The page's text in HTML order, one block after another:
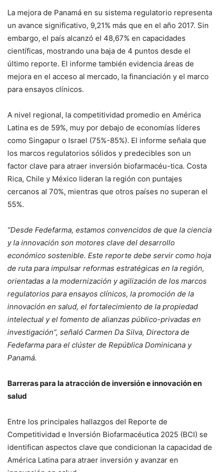
La mejora de Panamá en su sistema regulatorio representa
un avance significativo, 9,21% más que en el año 2017. Sin
embargo, el país alcanzó el 48,67% en capacidades
científicas, mostrando una baja de 4 puntos desde el
último reporte. El informe también evidencia áreas de
mejora en el acceso al mercado, la financiación y el marco
para ensayos clínicos.
A nivel regional, la competitividad promedio en América
Latina es de 59%, muy por debajo de economías líderes
como Singapur o Israel (75%-85%). El informe señala que
los marcos regulatorios sólidos y predecibles son un
factor clave para atraer inversión biofarmacéu-tica. Costa
Rica, Chile y México lideran la región con puntajes
cercanos al 70%, mientras que otros países no superan el
55%.
“Desde Fedefarma, estamos convencidos de que la ciencia
y la innovación son motores clave del desarrollo
económico sostenible. Este reporte debe servir como hoja
de ruta para impulsar reformas estratégicas en la región,
orientadas a la modernización y agilización de los marcos
regulatorios para ensayos clínicos, la promoción de la
innovación en salud, el fortalecimiento de la propiedad
intelectual y el fomento de alianzas público-privadas en
investigación”, señaló Carmen Da Silva, Directora de
Fedefarma para el clúster de República Dominicana y
Panamá.
Barreras para la atracción de inversión e innovación en
salud
Entre los principales hallazgos del Reporte de
Competitividad e Inversión Biofarmacéutica 2025 (BCI) se
identifican aspectos clave que condicionan la capacidad de
América Latina para atraer inversión y avanzar en